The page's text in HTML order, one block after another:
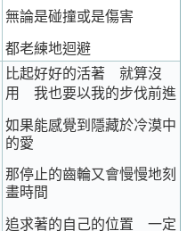
無論是碰撞或是傷害
都老練地迴避
比起好好的活著 就算沒
用 我也要以我的步伐前進
如果能感覺到隱藏於冷漠中
的愛
那停止的齒輪又會慢慢地刻
畫時間
追求著的自己的位置 一定